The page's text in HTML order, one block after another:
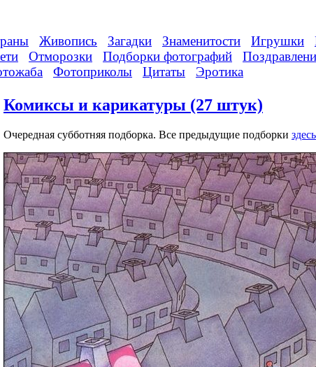
Живопись Загадки Знаменитости Игрушки
Отморозки Подборки фотографий
Фотоприколы Цитаты Эротика
Комиксы и карикатуры (27 штук)
Очередная субботняя подборка. Все предыдущие подборки здесь